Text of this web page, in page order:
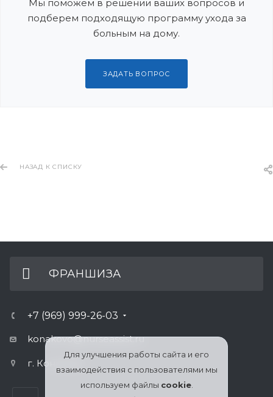
Мы поможем в решении ваших вопросов и
подберем подходящую программу ухода за
больным на дому.
ЗАДАТЬ ВОПРОС
НАЗАД К СПИСКУ
ФРАНШИЗА
+7 (969) 999-26-03
konakovo@nurseassist.ru
г. Конаково
Для улучшения работы сайта и его
взаимодействия с пользователями мы
используем файлы cookie.